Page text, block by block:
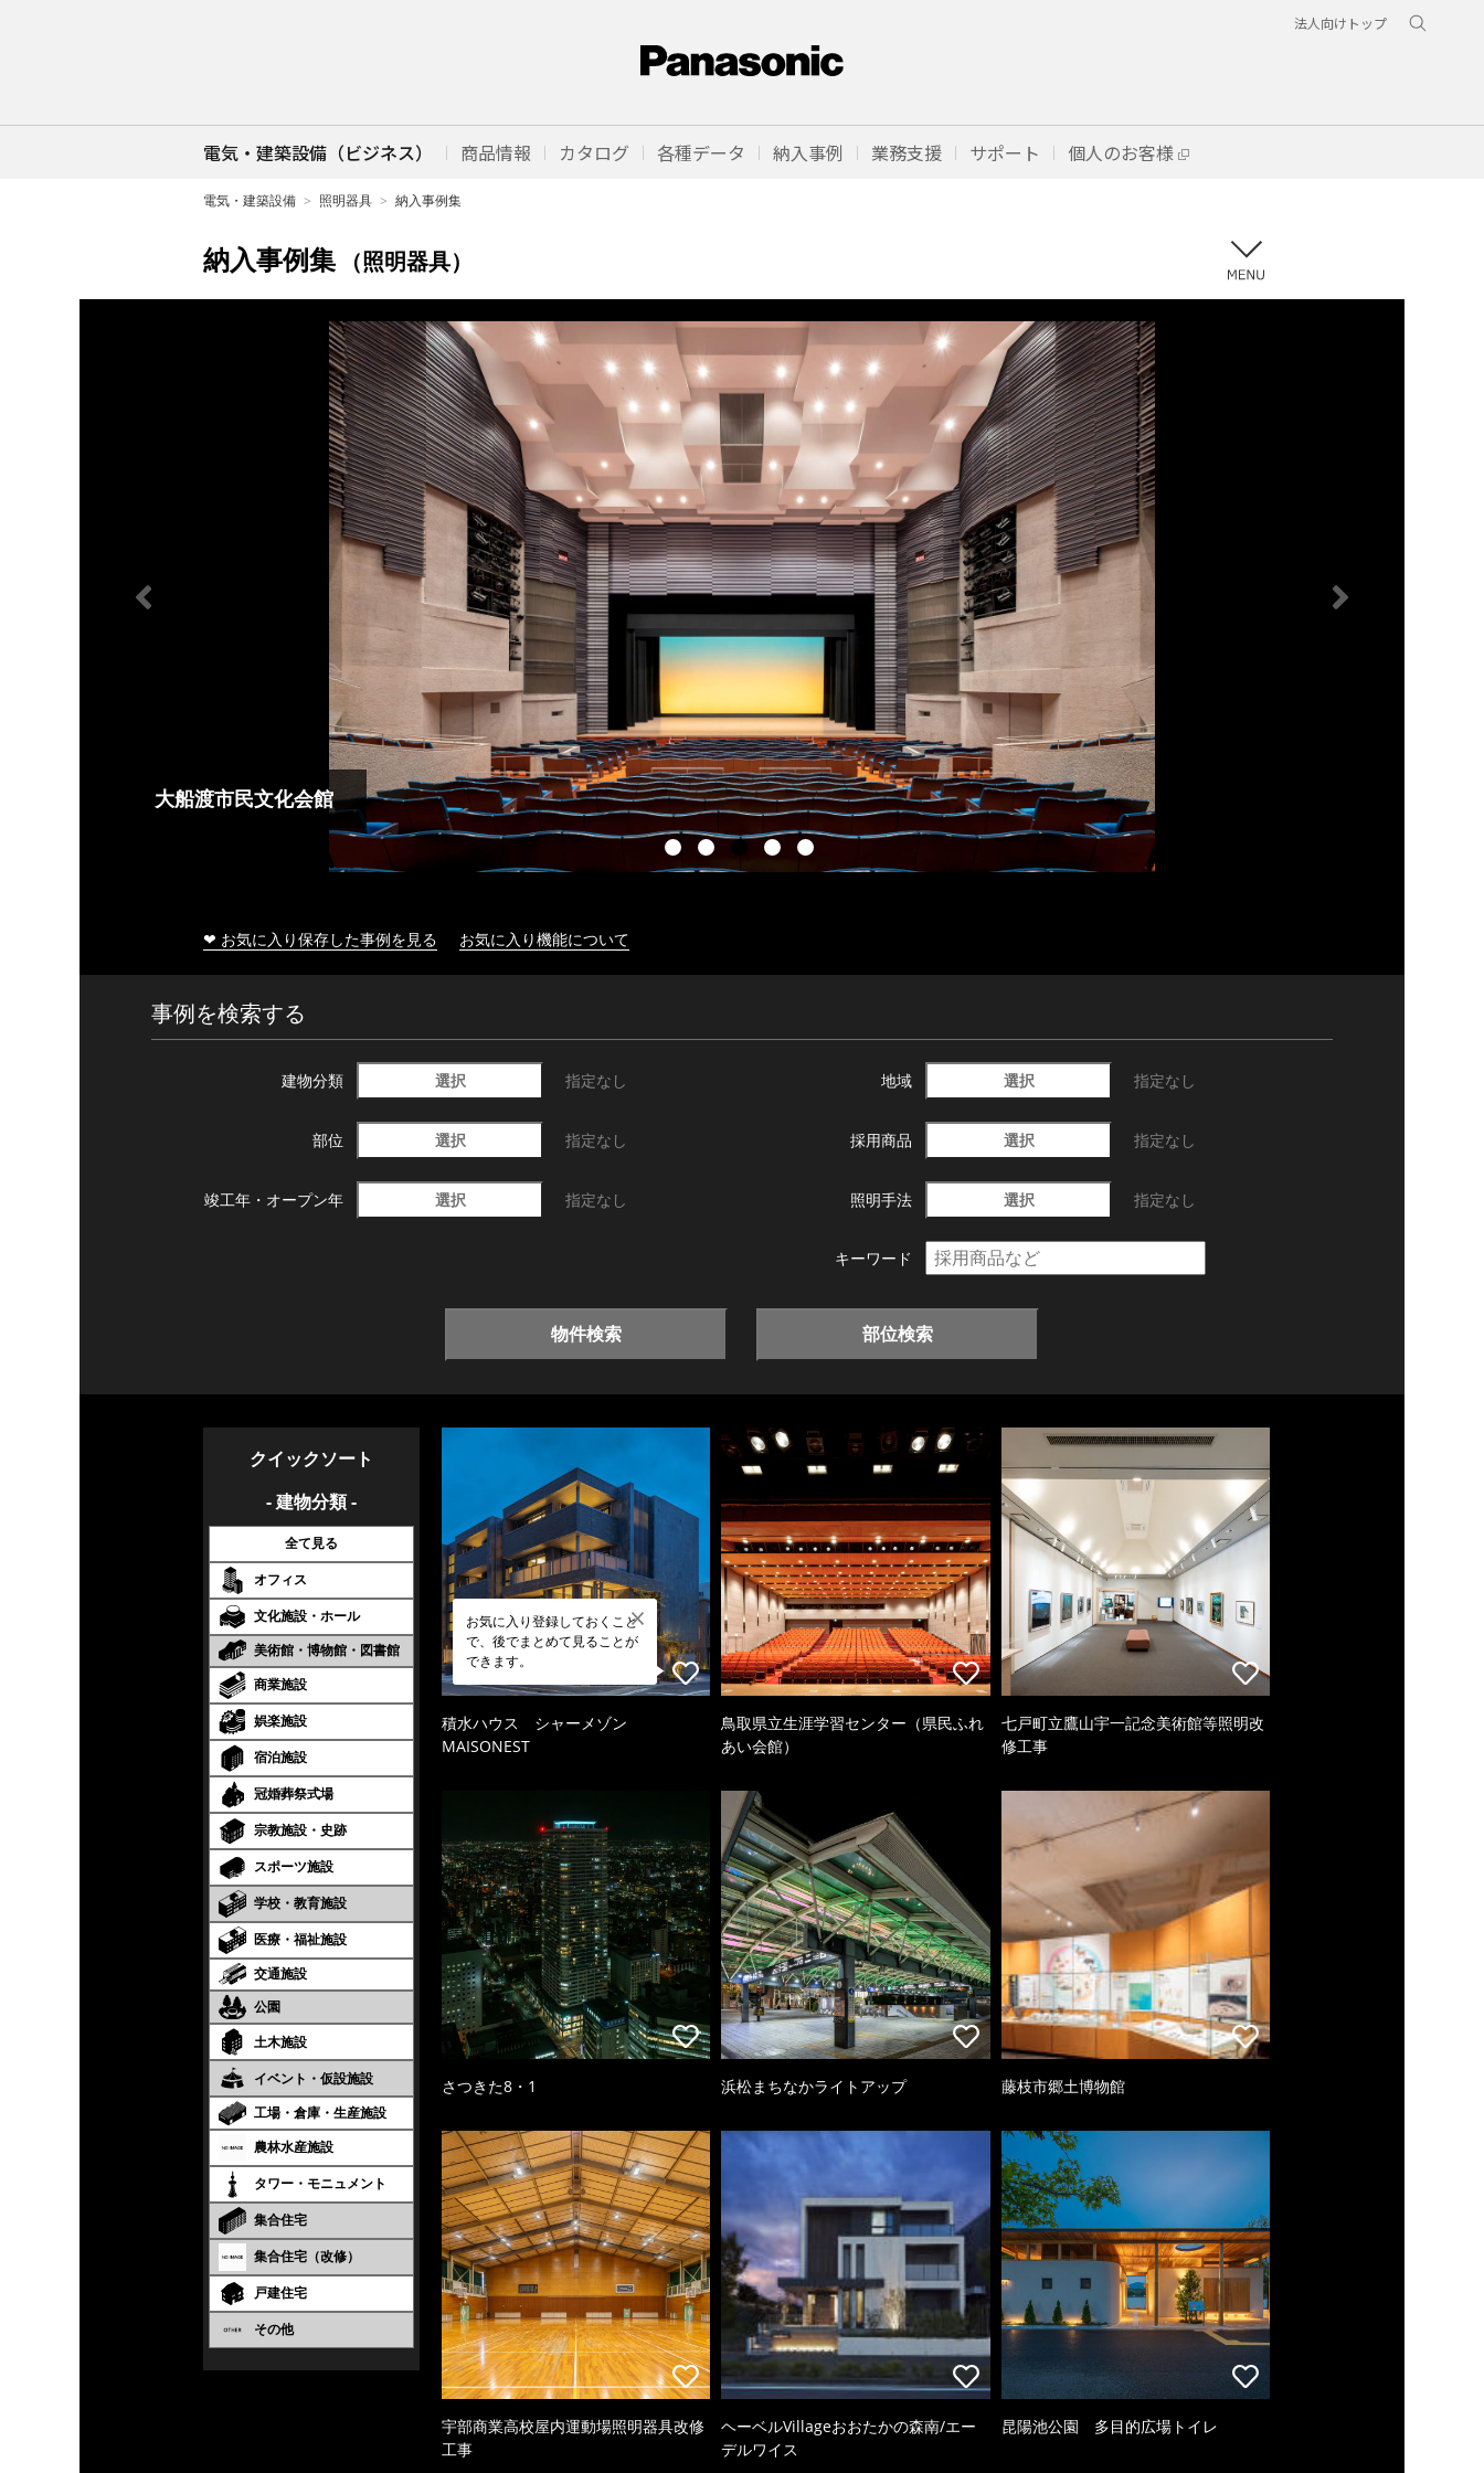
法人向けトップ
電気・建築設備（ビジネス） 商品情報 カタログ 各種データ 納入事例 業務支援 サポート 個人のお客様
電気・建築設備 照明器具 納入事例集
納入事例集 （照明器具）
大船渡市民文化会館
❤ お気に入り保存した事例を見る お気に入り機能について
事例を検索する
建物分類 選択 指定なし 地域 選択 指定なし
部位 選択 指定なし 採用商品 選択 指定なし
竣工年・ オープン年 選択 指定なし 照明手法 選択 指定なし
キーワード
物件検索 部位検索
クイックソート
- 建物分類 -
全て見る
オフィス
文化施設・ホール
美術館・博物館・図書館
商業施設
娯楽施設
宿泊施設
冠婚葬祭式場
宗教施設・史跡
スポーツ施設
学校・教育施設
医療・福祉施設
交通施設
公園
土木施設
イベント・仮設施設
工場・倉庫・生産施設
農林水産施設
タワー・モニュメント
集合住宅
集合住宅（改修）
戸建住宅
その他
お気に入り登録しておくこと
で、後でまとめて見ることが
できます。
積水ハウス シャーメゾン
MAISONEST
鳥取県立生涯学習センター（県民ふれ
あい会館）
七戸町立鷹山宇一記念美術館等照明改
修工事
さつきた8・1 浜松まちなかライトアップ 藤枝市郷土博物館
宇部商業高校屋内運動場照明器具改修
工事
ヘーベルVillageおおたかの森南/エー
デルワイス
昆陽池公園 多目的広場トイレ